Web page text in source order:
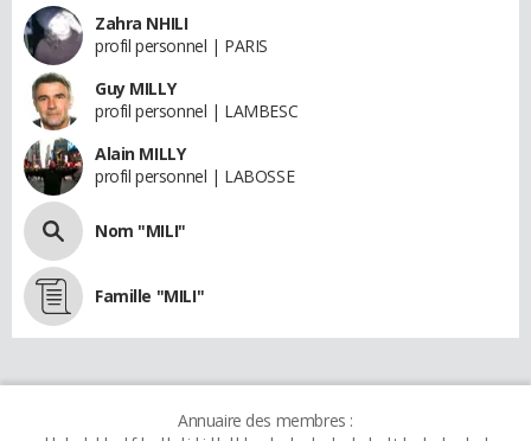
Zahra NHILI
profil personnel | PARIS
Guy MILLY
profil personnel | LAMBESC
Alain MILLY
profil personnel | LABOSSE
Nom "MILI"
Famille "MILI"
Annuaire des membres :